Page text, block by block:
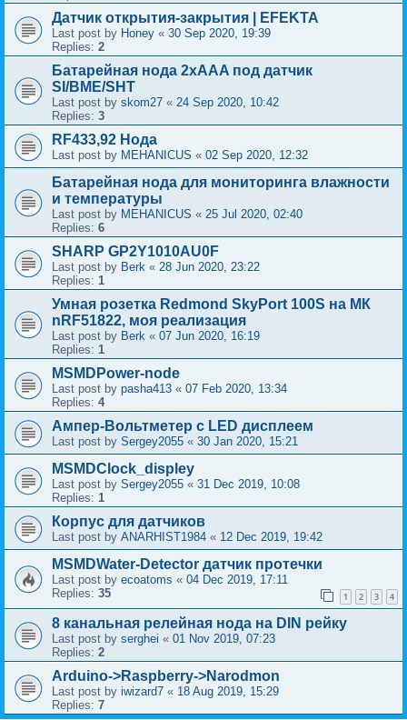
Датчик открытия-закрытия | EFEKTA
Last post by Honey « 30 Sep 2020, 19:39
Replies: 2
Батарейная нода 2xAAA под датчик
SI/BME/SHT
Last post by skom27 « 24 Sep 2020, 10:42
Replies: 3
RF433,92 Нода
Last post by MEHANICUS « 02 Sep 2020, 12:32
Батарейная нода для мониторинга влажности
и температуры
Last post by MEHANICUS « 25 Jul 2020, 02:40
Replies: 6
SHARP GP2Y1010AU0F
Last post by Berk « 28 Jun 2020, 23:22
Replies: 1
Умная розетка Redmond SkyPort 100S на МК
nRF51822, моя реализация
Last post by Berk « 07 Jun 2020, 16:19
Replies: 1
MSMDPower-node
Last post by pasha413 « 07 Feb 2020, 13:34
Replies: 4
Ампер-Вольтметер с LED дисплеем
Last post by Sergey2055 « 30 Jan 2020, 15:21
MSMDClock_displey
Last post by Sergey2055 « 31 Dec 2019, 10:08
Replies: 1
Корпус для датчиков
Last post by ANARHIST1984 « 12 Dec 2019, 19:42
MSMDWater-Detector датчик протечки
Last post by ecoatoms « 04 Dec 2019, 17:11
Replies: 35 1 2 3 4
8 канальная релейная нода на DIN рейку
Last post by serghei « 01 Nov 2019, 07:23
Replies: 2
Arduino->Raspberry->Narodmon
Last post by iwizard7 « 18 Aug 2019, 15:29
Replies: 7